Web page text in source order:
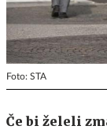
Foto: STA
Če bi želeli